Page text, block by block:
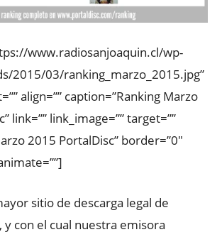
www.radiosanjoaquin.cl/wp-
2015/03/ranking_marzo_2015.jpg”
align=”” caption=”Ranking Marzo
link=”” link_image=”” target=””
2015 PortalDisc” border=”0″
sitio de descarga legal de
y con el cual nuestra emisora